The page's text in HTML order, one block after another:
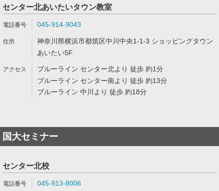
センター北あいたいタウン教室
045-914-9043
神奈川県横浜市都筑区中川中央1-1-3 ショッピングタウン
あいたい5F
ブルーライン センター北より 徒歩 約1分
ブルーライン センター南より 徒歩 約13分
ブルーライン 中川より 徒歩 約18分
国大セミナー
センター北校
045-913-8006